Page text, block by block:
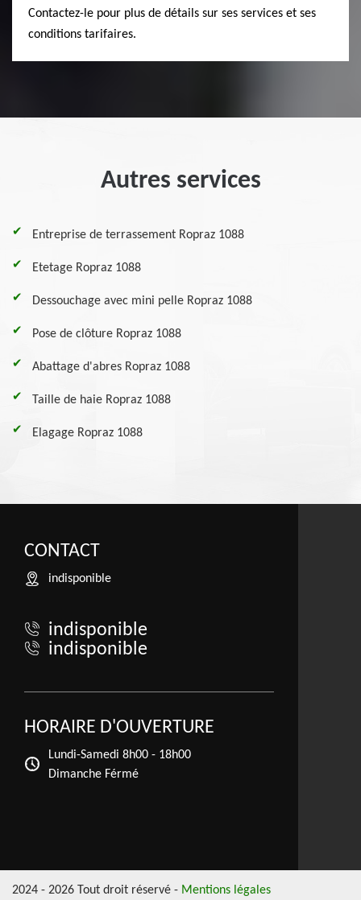
Contactez-le pour plus de détails sur ses services et ses
conditions tarifaires.
Autres services
Entreprise de terrassement Ropraz 1088
Etetage Ropraz 1088
Dessouchage avec mini pelle Ropraz 1088
Pose de clôture Ropraz 1088
Abattage d'abres Ropraz 1088
Taille de haie Ropraz 1088
Elagage Ropraz 1088
CONTACT
indisponible
indisponible
indisponible
HORAIRE D'OUVERTURE
Lundi-Samedi 8h00 - 18h00
Dimanche Férmé
2024 - 2026 Tout droit réservé - Mentions légales